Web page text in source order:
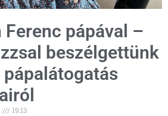
Ferenc pápával –
beszélgettünk
19:13